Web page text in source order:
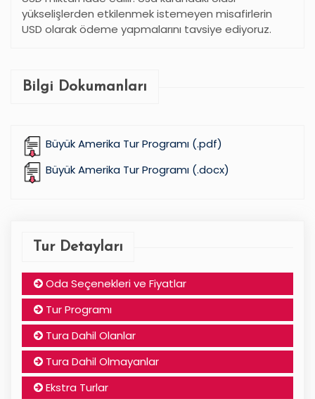
yükselişlerden etkilenmek istemeyen misafirlerin
USD olarak ödeme yapmalarını tavsiye ediyoruz.
Bilgi Dokumanları
Büyük Amerika Tur Programı (.pdf)
Büyük Amerika Tur Programı (.docx)
Tur Detayları
Oda Seçenekleri ve Fiyatlar
Tur Programı
Tura Dahil Olanlar
Tura Dahil Olmayanlar
Ekstra Turlar